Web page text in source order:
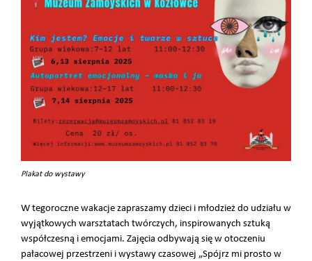
Plakat do wystawy
W tegoroczne wakacje zapraszamy dzieci i młodzież do udziału w
wyjątkowych warsztatach twórczych, inspirowanych sztuką
współczesną i emocjami. Zajęcia odbywają się w otoczeniu
pałacowej przestrzeni i wystawy czasowej „Spójrz mi prosto w